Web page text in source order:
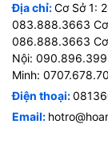
Địa chỉ:Cơ Sở 1:
083.888.3663 Cơ
086.888.3663 Cơ
Nội:
Minh:
Điện thoại:
Email: